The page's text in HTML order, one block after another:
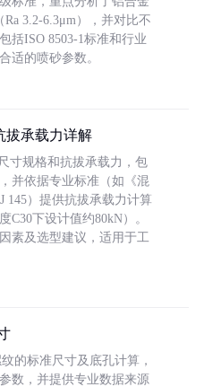
3.2-6.3μm），并对比不
括ISO 8503-1标准和行业
适的喷砂参数。
拔承载力详解
寸规格和抗拔承载力，包
并依据专业标准（如《混
145）提供抗拔承载力计算
C30下设计值约80kN）。
素及选型建议，适用于工
的标准尺寸及底孔计算，
数，并提供专业数据来源